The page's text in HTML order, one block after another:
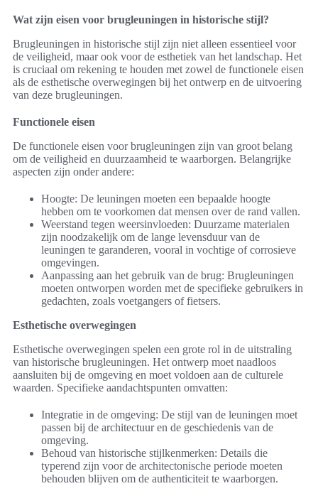
Wat zijn eisen voor brugleuningen in historische stijl?
Brugleuningen in historische stijl zijn niet alleen essentieel voor
de veiligheid, maar ook voor de esthetiek van het landschap. Het
is cruciaal om rekening te houden met zowel de functionele eisen
als de esthetische overwegingen bij het ontwerp en de uitvoering
van deze brugleuningen.
Functionele eisen
De functionele eisen voor brugleuningen zijn van groot belang
om de veiligheid en duurzaamheid te waarborgen. Belangrijke
aspecten zijn onder andere:
Hoogte: De leuningen moeten een bepaalde hoogte
hebben om te voorkomen dat mensen over de rand vallen.
Weerstand tegen weersinvloeden: Duurzame materialen
zijn noodzakelijk om de lange levensduur van de
leuningen te garanderen, vooral in vochtige of corrosieve
omgevingen.
Aanpassing aan het gebruik van de brug: Brugleuningen
moeten ontworpen worden met de specifieke gebruikers in
gedachten, zoals voetgangers of fietsers.
Esthetische overwegingen
Esthetische overwegingen spelen een grote rol in de uitstraling
van historische brugleuningen. Het ontwerp moet naadloos
aansluiten bij de omgeving en moet voldoen aan de culturele
waarden. Specifieke aandachtspunten omvatten:
Integratie in de omgeving: De stijl van de leuningen moet
passen bij de architectuur en de geschiedenis van de
omgeving.
Behoud van historische stijlkenmerken: Details die
typerend zijn voor de architectonische periode moeten
behouden blijven om de authenticiteit te waarborgen.